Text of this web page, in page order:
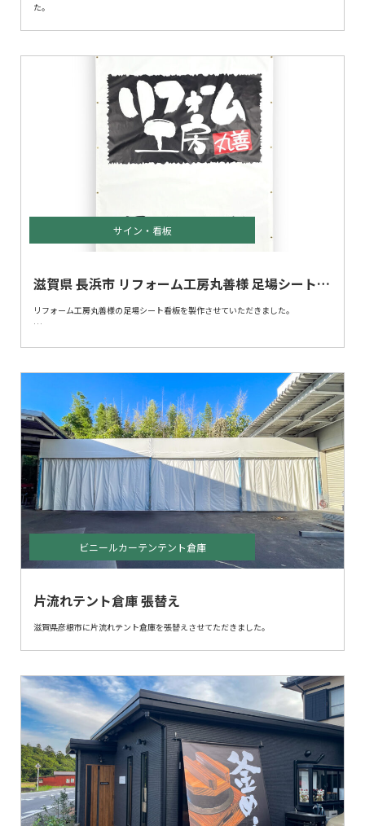
た。
滋賀県 長浜市 リフォーム工房丸善様 足場シート看
板 現場シート
リフォーム工房丸善様の足場シート看板を製作させていただきました。
サイン・看板
片流れテント倉庫 張替え
滋賀県彦根市に片流れテント倉庫を張替えさせてただきました。
ビニールカーテンテント倉庫